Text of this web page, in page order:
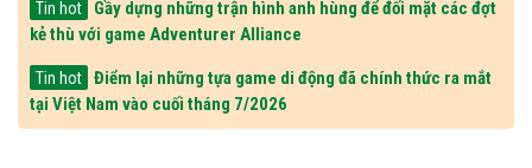
Tin hot
Gầy dựng những trận hình anh hùng để đối mặt các đợt
kẻ thù với game Adventurer Alliance
Tin hot
Điểm lại những tựa game di động đã chính thức ra mắt
tại Việt Nam vào cuối tháng 7/2026